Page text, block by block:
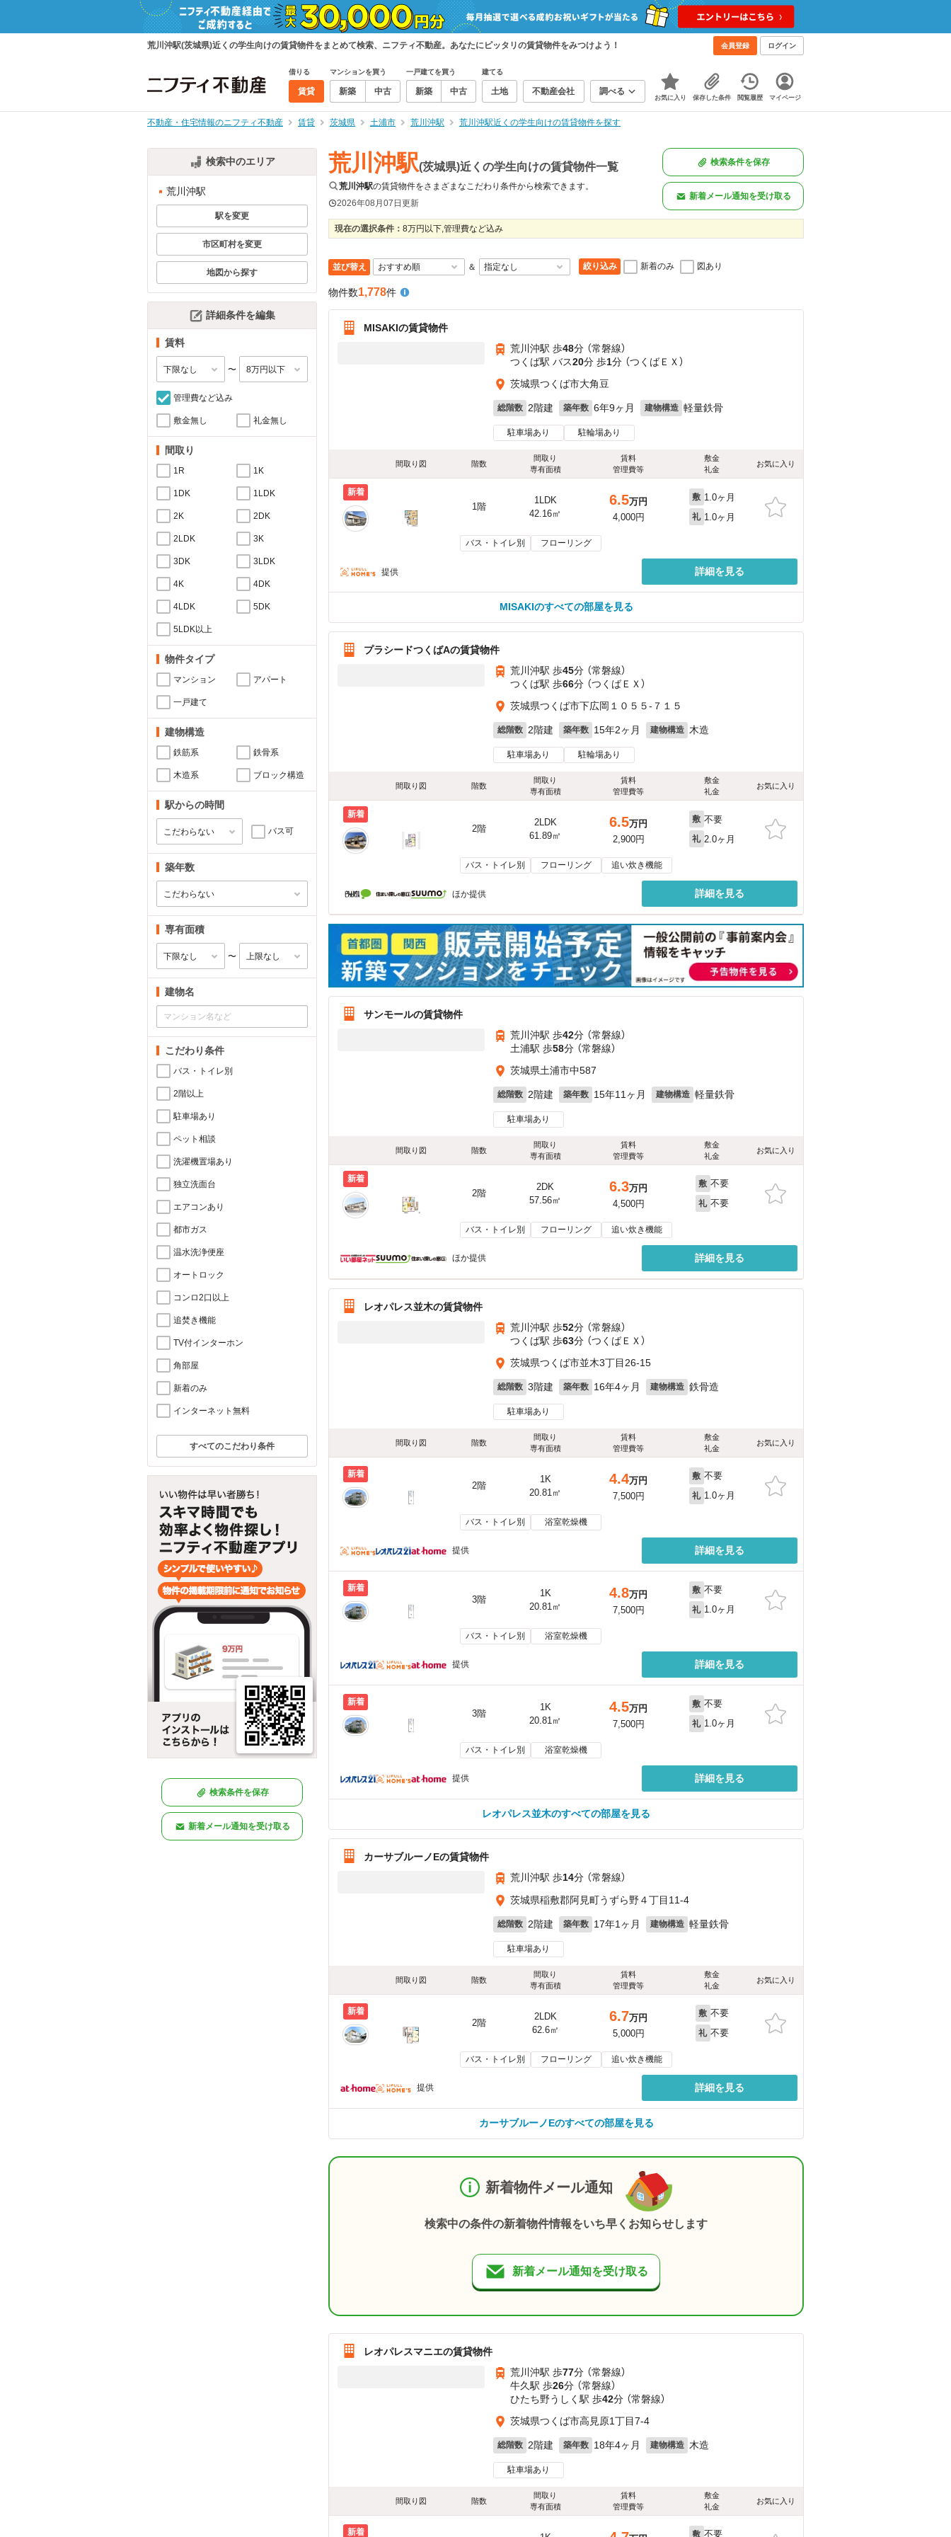
荒川沖駅(茨城県)近くの学生向けの賃貸物件をまとめて検索、ニフティ不動産。あなたにピッタリの賃貸物件をみつけよう！ 会員登録 ログイン
借りる
賃貸
マンションを買う
新築 中古
一戸建てを買う
新築 中古
建てる
土地 不動産会社 調べる
お気に入り 保存した条件 閲覧履歴 マイページ
不動産・住宅情報のニフティ不動産 賃貸 茨城県 土浦市 荒川沖駅 荒川沖駅近くの学生向けの賃貸物件を探す
検索中のエリア
荒川沖駅
駅を変更
市区町村を変更
地図から探す
詳細条件を編集
賃料
〜
管理費など込み
敷金無し 礼金無し
間取り
1R 1K
1DK 1LDK
2K 2DK
2LDK 3K
3DK 3LDK
4K 4DK
4LDK 5DK
5LDK以上
物件タイプ
マンション アパート
一戸建て
建物構造
鉄筋系 鉄骨系
木造系 ブロック構造
駅からの時間
バス可
築年数
専有面積
〜
建物名
こだわり条件
バス・トイレ別
2階以上
駐車場あり
ペット相談
洗濯機置場あり
独立洗面台
エアコンあり
都市ガス
温水洗浄便座
オートロック
コンロ2口以上
追焚き機能
TV付インターホン
角部屋
新着のみ
インターネット無料
すべてのこだわり条件
検索条件を保存
新着メール通知を受け取る
荒川沖駅(茨城県)近くの学生向けの賃貸物件一覧
荒川沖駅の賃貸物件をさまざまなこだわり条件から検索できます。
2026年08月07日更新
検索条件を保存
新着メール通知を受け取る
現在の選択条件： 8万円以下,管理費など込み
並び替え ＆ 絞り込み 新着のみ 図あり
物件数1,778件
MISAKIの賃貸物件
荒川沖駅 歩48分 （常磐線）
つくば駅 バス20分 歩1分 （つくばＥＸ）
茨城県つくば市大角豆
総階数 2階建 築年数 6年9ヶ月 建物構造 軽量鉄骨
駐車場あり 駐輪場あり
間取り図 階数
間取り
専有面積
賃料
管理費等
敷金
礼金
お気に入り
新着
1階
1LDK
42.16㎡
6.5万円
4,000円
敷 1.0ヶ月
礼 1.0ヶ月
バス・トイレ別 フローリング
提供 詳細を見る
MISAKIのすべての部屋を見る
プラシードつくばAの賃貸物件
荒川沖駅 歩45分 （常磐線）
つくば駅 歩66分 （つくばＥＸ）
茨城県つくば市下広岡１０５５-７１５
総階数 2階建 築年数 15年2ヶ月 建物構造 木造
駐車場あり 駐輪場あり
間取り図 階数
間取り
専有面積
賃料
管理費等
敷金
礼金
お気に入り
新着
2階
2LDK
61.89㎡
6.5万円
2,900円
敷 不要
礼 2.0ヶ月
バス・トイレ別 フローリング 追い炊き機能
ほか提供 詳細を見る
サンモールの賃貸物件
荒川沖駅 歩42分 （常磐線）
土浦駅 歩58分 （常磐線）
茨城県土浦市中587
総階数 2階建 築年数 15年11ヶ月 建物構造 軽量鉄骨
駐車場あり
間取り図 階数
間取り
専有面積
賃料
管理費等
敷金
礼金
お気に入り
新着
2階
2DK
57.56㎡
6.3万円
4,500円
敷 不要
礼 不要
バス・トイレ別 フローリング 追い炊き機能
ほか提供 詳細を見る
レオパレス並木の賃貸物件
荒川沖駅 歩52分 （常磐線）
つくば駅 歩63分 （つくばＥＸ）
茨城県つくば市並木3丁目26-15
総階数 3階建 築年数 16年4ヶ月 建物構造 鉄骨造
駐車場あり
間取り図 階数
間取り
専有面積
賃料
管理費等
敷金
礼金
お気に入り
新着
2階
1K
20.81㎡
4.4万円
7,500円
敷 不要
礼 1.0ヶ月
バス・トイレ別 浴室乾燥機
提供 詳細を見る
新着
3階
1K
20.81㎡
4.8万円
7,500円
敷 不要
礼 1.0ヶ月
バス・トイレ別 浴室乾燥機
提供 詳細を見る
新着
3階
1K
20.81㎡
4.5万円
7,500円
敷 不要
礼 1.0ヶ月
バス・トイレ別 浴室乾燥機
提供 詳細を見る
レオパレス並木のすべての部屋を見る
カーサブルーノEの賃貸物件
荒川沖駅 歩14分 （常磐線）
茨城県稲敷郡阿見町うずら野４丁目11-4
総階数 2階建 築年数 17年1ヶ月 建物構造 軽量鉄骨
駐車場あり
間取り図 階数
間取り
専有面積
賃料
管理費等
敷金
礼金
お気に入り
新着
2階
2LDK
62.6㎡
6.7万円
5,000円
敷 不要
礼 不要
バス・トイレ別 フローリング 追い炊き機能
提供 詳細を見る
カーサブルーノEのすべての部屋を見る
新着物件メール通知
検索中の条件の新着物件情報をいち早くお知らせします
新着メール通知を受け取る
レオパレスマニエの賃貸物件
荒川沖駅 歩77分 （常磐線）
牛久駅 歩26分 （常磐線）
ひたち野うしく駅 歩42分 （常磐線）
茨城県つくば市高見原1丁目7-4
総階数 2階建 築年数 18年4ヶ月 建物構造 木造
駐車場あり
間取り図 階数
間取り
専有面積
賃料
管理費等
敷金
礼金
お気に入り
新着 敷 不要